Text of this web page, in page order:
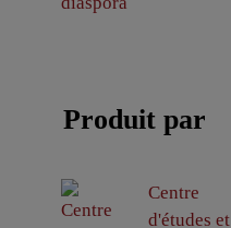
Produit par
Centre
d'études et